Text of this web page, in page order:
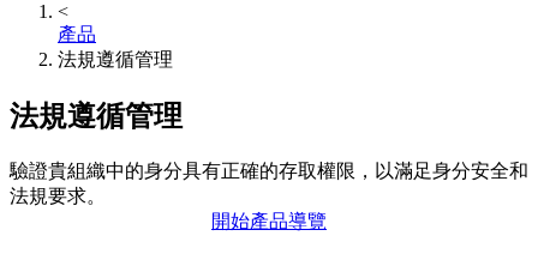
<
產品
法規遵循管理
法規遵循管理
驗證貴組織中的身分具有正確的存取權限，以滿足身分安全和
法規要求。
開始產品導覽